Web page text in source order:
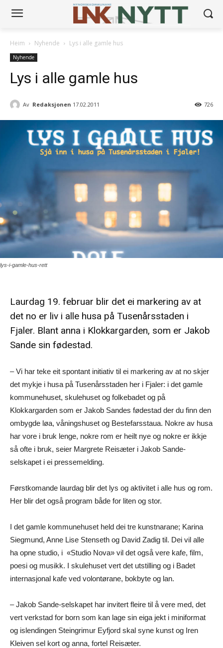
Heim Nyhende Lys i alle gamle hus
Nyhende
Lys i alle gamle hus
Av Redaksjonen 17.02.2011 726
lys-i-gamle-hus-rett
Laurdag 19. februar blir det ei markering av at
det no er liv i alle husa på Tusenårsstaden i
Fjaler. Blant anna i Klokkargarden, som er Jakob
Sande sin fødestad.
– Vi har teke eit spontant initiativ til ei markering av at no skjer
det mykje i husa på Tusenårsstaden her i Fjaler: i det gamle
kommunehuset, skulehuset og folkebadet og på
Klokkargarden som er Jakob Sandes fødestad der du finn den
ombygde løa, våningshuset og Bestefarsstaua. Nokre av husa
har vore i bruk lenge, nokre rom er heilt nye og nokre er ikkje
så ofte i bruk, seier Margrete Reisæter i Jakob Sande-
selskapet i ei pressemelding.
Førstkomande laurdag blir det lys og aktivitet i alle hus og rom.
Her blir det også program både for liten og stor.
I det gamle kommunehuset held dei tre kunstnarane; Karina
Siegmund, Anne Lise Stenseth og David Zadig til. Dei vil alle
ha opne studio, i «Studio Nova» vil det også vere kafe, film,
poesi og musikk. I skulehuset vert det utstilling og i Badet
internasjonal kafe ved volontørane, bokbyte og lan.
– Jakob Sande-selskapet har invitert fleire til å vere med, det
vert verkstad for born som kan lage sin eiga jekt i miniformat
og islendingen Steingrimur Eyfjord skal syne kunst og Iren
Kleiven sel kort og anna, fortel Reisæter.